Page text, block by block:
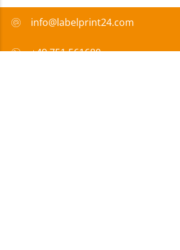
info@labelprint24.com
+49 751 561680